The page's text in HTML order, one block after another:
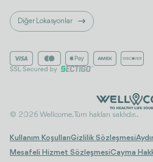
Diğer Lokasyonlar
© 2026 Wellcome. Tüm hakları saklıdır..
Kullanım KoşullarıGizlilik Sözleşmesi
Mesafeli Hizmet SözleşmesiCayma